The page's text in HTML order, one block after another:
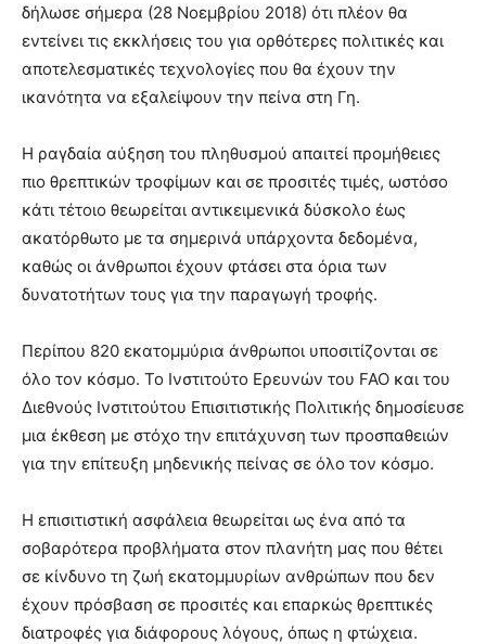
δήλωσε σήμερα (28 Νοεμβρίου 2018) ότι πλέον θα
εντείνει τις εκκλήσεις του για ορθότερες πολιτικές και
αποτελεσματικές τεχνολογίες που θα έχουν την
ικανότητα να εξαλείψουν την πείνα στη Γη.
Η ραγδαία αύξηση του πληθυσμού απαιτεί προμήθειες
πιο θρεπτικών τροφίμων και σε προσιτές τιμές, ωστόσο
κάτι τέτοιο θεωρείται αντικειμενικά δύσκολο έως
ακατόρθωτο με τα σημερινά υπάρχοντα δεδομένα,
καθώς οι άνθρωποι έχουν φτάσει στα όρια των
δυνατοτήτων τους για την παραγωγή τροφής.
Περίπου 820 εκατομμύρια άνθρωποι υποσιτίζονται σε
όλο τον κόσμο. Το Ινστιτούτο Ερευνών του FAO και του
Διεθνούς Ινστιτούτου Επισιτιστικής Πολιτικής δημοσίευσε
μια έκθεση με στόχο την επιτάχυνση των προσπαθειών
για την επίτευξη μηδενικής πείνας σε όλο τον κόσμο.
Η επισιτιστική ασφάλεια θεωρείται ως ένα από τα
σοβαρότερα προβλήματα στον πλανήτη μας που θέτει
σε κίνδυνο τη ζωή εκατομμυρίων ανθρώπων που δεν
έχουν πρόσβαση σε προσιτές και επαρκώς θρεπτικές
διατροφές για διάφορους λόγους, όπως η φτώχεια.